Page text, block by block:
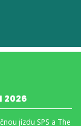
2026
jízdu SPS a The